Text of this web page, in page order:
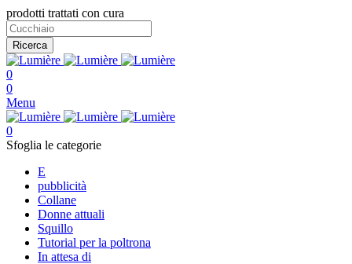
prodotti trattati con cura
Ricerca
0
0
Menu
0
Sfoglia le categorie
E
pubblicità
Collane
Donne attuali
Squillo
Tutorial per la poltrona
In attesa di